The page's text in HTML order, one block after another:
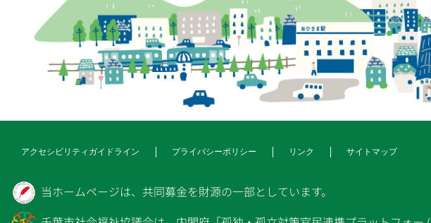
アクセシビリティガイドライン プライバシーポリシー リンク サイトマップ
当ホームページは、共同募金を財源の一部としています。